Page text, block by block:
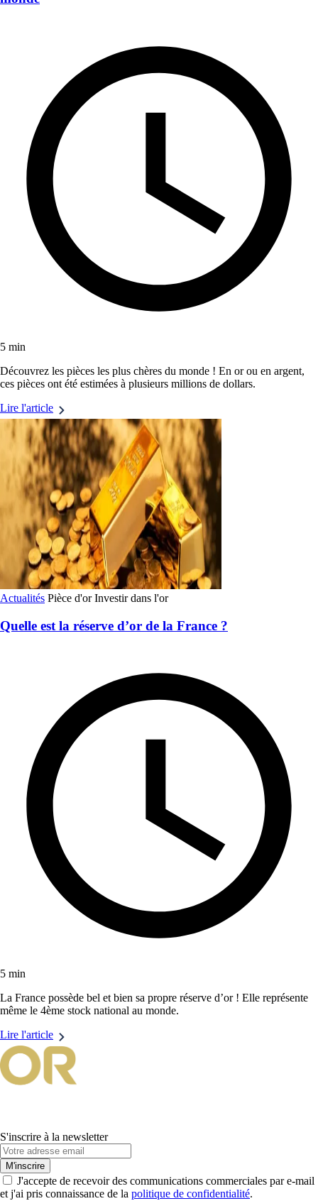
5 min
Découvrez les pièces les plus chères du monde ! En or ou en argent,
ces pièces ont été estimées à plusieurs millions de dollars.
Lire l'article
Actualités Pièce d'or Investir dans l'or
Quelle est la réserve d’or de la France ?
5 min
La France possède bel et bien sa propre réserve d’or ! Elle représente
même le 4ème stock national au monde.
Lire l'article
S'inscrire à la newsletter
M'inscrire
J'accepte de recevoir des communications commerciales par e-mail
et j'ai pris connaissance de la politique de confidentialité.